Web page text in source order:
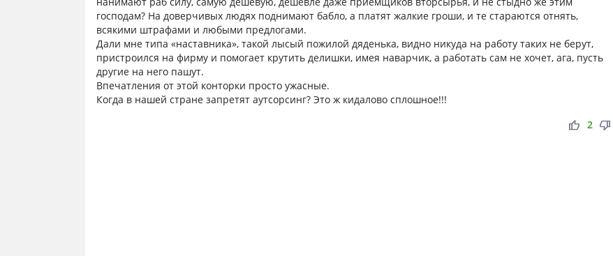
господам? На доверчивых людях поднимают бабло, а платят жалкие гроши, и те стараются отнять,
всякими штрафами и любыми предлогами.
Дали мне типа «наставника», такой лысый пожилой дяденька, видно никуда на работу таких не берут,
пристроился на фирму и помогает крутить делишки, имея наварчик, а работать сам не хочет, ага, пусть
другие на него пашут.
Впечатления от этой конторки просто ужасные.
Когда в нашей стране запретят аутсорсинг? Это ж кидалово сплошное!!!
thumb_up thumb_down
2